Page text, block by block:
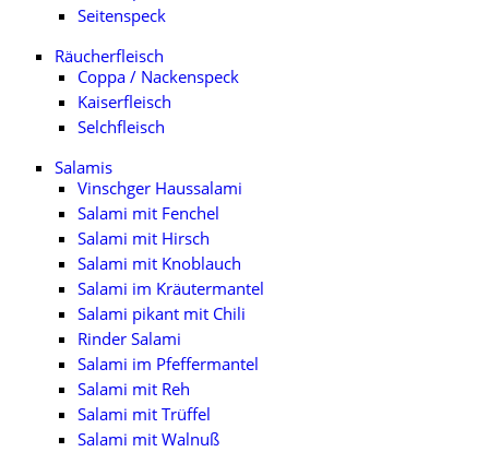
Seitenspeck
Räucherfleisch
Coppa / Nackenspeck
Kaiserfleisch
Selchfleisch
Salamis
Vinschger Haussalami
Salami mit Fenchel
Salami mit Hirsch
Salami mit Knoblauch
Salami im Kräutermantel
Salami pikant mit Chili
Rinder Salami
Salami im Pfeffermantel
Salami mit Reh
Salami mit Trüffel
Salami mit Walnuß